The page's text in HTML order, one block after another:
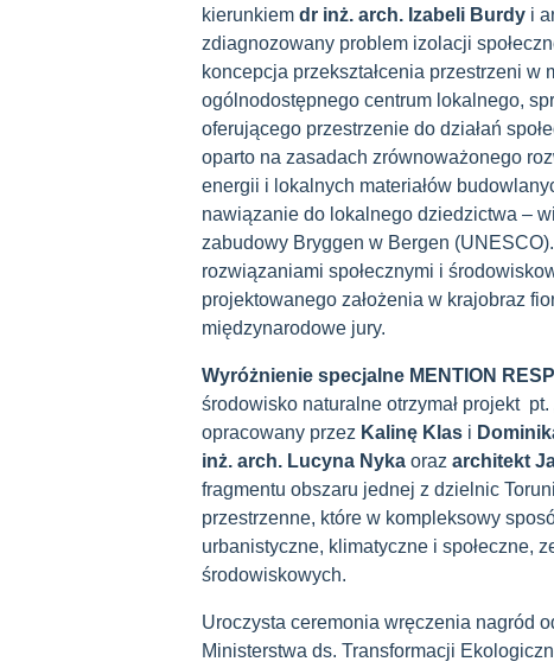
kierunkiem dr inż. arch. Izabeli Burdy i
zdiagnozowany problem izolacji
koncepcja przekształcenia przestrzeni
ogólnodostępnego centrum lokalnego,
oferującego przestrzenie do działań
oparto na zasadach zrównoważonego
energii i lokalnych materiałów
nawiązanie do lokalnego dziedzictwa –
zabudowy Bryggen w Bergen
rozwiązaniami społecznymi i
projektowanego założenia w krajobraz
międzynarodowe jury.
Wyróżnienie specjalne MENTION
środowisko naturalne otrzymał projekt pt.
opracowany przez Kalinę Klas i
inż. arch. Lucyna Nyka oraz architekt
fragmentu obszaru jednej z dzielnic
przestrzenne, które w kompleksowy
urbanistyczne, klimatyczne i społeczne,
środowiskowych.
Uroczysta ceremonia wręczenia nagród
Ministerstwa ds. Transformacji